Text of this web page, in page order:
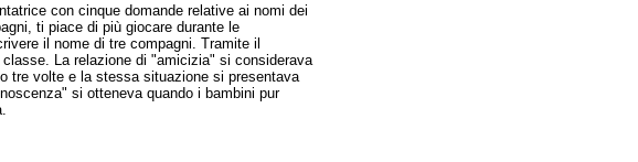
con cinque domande relative ai nomi dei
ti piace di più giocare durante le
il nome di tre compagni. Tramite il
La relazione di "amicizia" si considerava
tre volte e la stessa situazione si presentava
si otteneva quando i bambini pur